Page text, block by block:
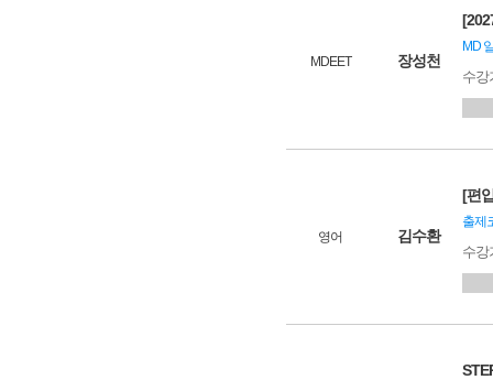
MDEET 장성천
MD
수
영어 김수환
[편
출제
수